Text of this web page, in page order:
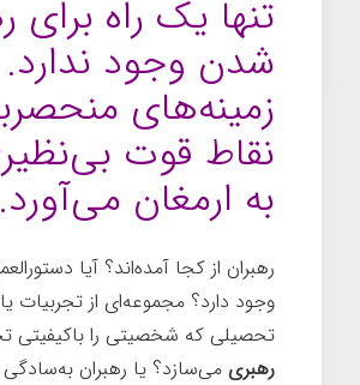
تنها یک راه برای
شدن وجود ندارد.
زمینه‌های
نقاط قوت
به ارمغان می‌آورد.
رهبران از کجا آمده‌اند؟ آیا
وجود دارد؟ مجموعه‌ای از تجربیات
تحصیلی که شخصیتی را باکیفیتی
رهبری می‌سازد؟ یا رهبران